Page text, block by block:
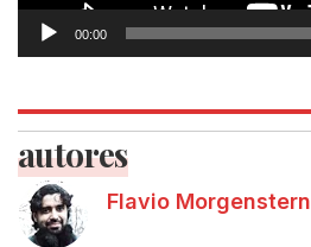
00:00
autores
Flavio Morgenstern